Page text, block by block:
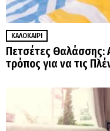
ΚΑΛΟΚΑΊΡΙ
Πετσέτες Θαλάσσης:
τρόπος για να τις